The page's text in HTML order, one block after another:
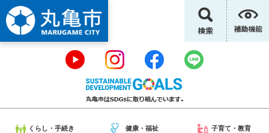
ー
ジ
の
。
ニ
ュ
ー
て
くらし・手続き 健康・福祉 子育て・教育